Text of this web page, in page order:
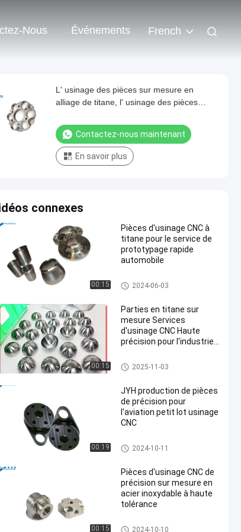
Nous Événements French
L' usinage des pièces sur mesure en
alliage de titane, l' usinage des pièces
Contactez-nous maintenant
En savoir plus
connexes
00:15
Pièces d'usinage CNC à
titane pour le service de
prototypage rapide
automobile
usinage titanique de comman
de numérique par ordinateur
2024-06-03
00:15
Parties en titane sur
mesure Services
d'usinage CNC Haute
précision pour l'industrie
usinage titanique de comman
de numérique par ordinateur
2025-11-03
00:19
JYH production de pièces
de précision pour
l'aviation petit lot usinage
CNC
Usinage de commande numér
ique par ordinateur de bas vol
2024-10-11
00:15
Pièces d'usinage CNC de
précision sur mesure en
acier inoxydable à haute
tolérance
Services de usinage de comm
2024-10-10